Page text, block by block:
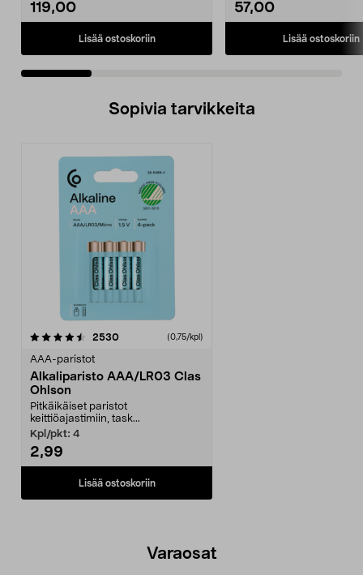
119,00
Lisää ostoskoriin
57,00
Lisää ostoskoriin
Sopivia tarvikkeita
2530arvostelut (0,75/kpl)
AAA-paristot
Alkaliparisto AAA/LR03 Clas
Ohlson
Pitkäikäiset paristot
keittiöajastimiin, task...
Kpl/pkt: 4
2,99
Lisää ostoskoriin
Varaosat